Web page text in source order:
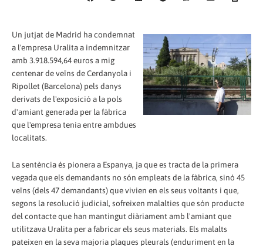
Un jutjat de Madrid ha condemnat
a l'empresa Uralita a indemnitzar
amb 3.918.594,64 euros a mig
centenar de veïns de Cerdanyola i
Ripollet (Barcelona) pels danys
derivats de l'exposició a la pols
d'amiant generada per la fàbrica
que l'empresa tenia entre ambdues
localitats.
La sentència és pionera a Espanya, ja que es tracta de la primera
vegada que els demandants no són empleats de la fàbrica, sinó 45
veïns (dels 47 demandants) que vivien en els seus voltants i que,
segons la resolució judicial, sofreixen malalties que són producte
del contacte que han mantingut diàriament amb l'amiant que
utilitzava Uralita per a fabricar els seus materials. Els malalts
pateixen en la seva majoria plaques pleurals (enduriment en la